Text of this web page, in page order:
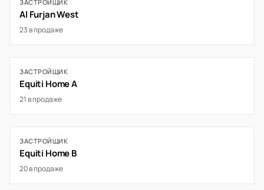
ЗАСТРОЙЩИК
Al Furjan West
23 в продаже
ЗАСТРОЙЩИК
Equiti Home A
21 в продаже
ЗАСТРОЙЩИК
Equiti Home B
20 в продаже